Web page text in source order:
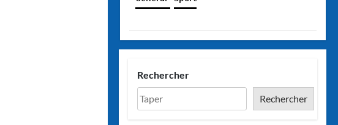
Rechercher
Rechercher